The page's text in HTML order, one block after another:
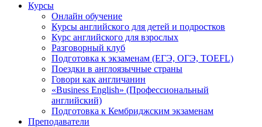
Курсы
Онлайн обучение
Курсы английского для детей и подростков
Курс английского для взрослых
Разговорный клуб
Подготовка к экзаменам (ЕГЭ, ОГЭ, TOEFL)
Поездки в англоязычные страны
Говори как англичанин
«Business English» (Профессиональный
английский)
Подготовка к Кембриджским экзаменам
Преподаватели